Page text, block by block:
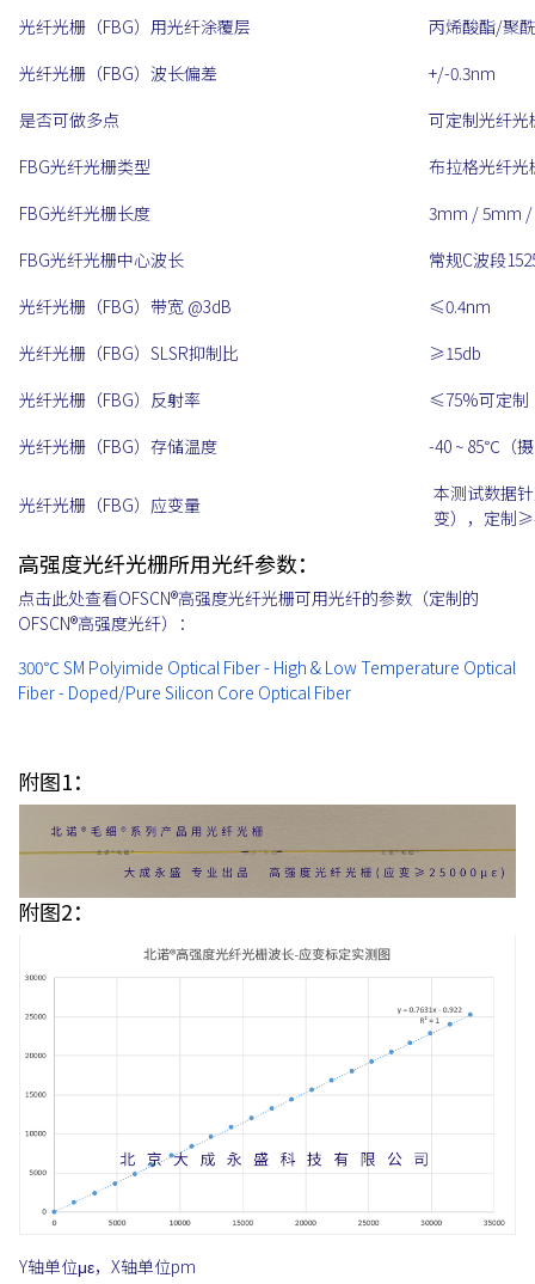
光纤光栅（FBG）用光纤涂覆层
丙烯酸酯/聚
光纤光栅（FBG）波长偏差
+/-0.3nm
是否可做多点
可定制光纤光
FBG光纤光栅类型
布拉格光纤
FBG光纤光栅长度
3mm / 5mm
FBG光纤光栅中心波长
常规C波段
光纤光栅（FBG）带宽 @3dB
≤0.4nm
光纤光栅（FBG）SLSR抑制比
≥15db
光纤光栅（FBG）反射率
≤75%可定制
光纤光栅（FBG）存储温度
-40 ~ 85℃（
光纤光栅（FBG）应变量
本测试数据
变），定制
高强度光纤光栅所用光纤参数：
点击此处查看OFSCN®高强度光纤光栅可用光纤的参数（定制的
OFSCN®高强度光纤）：
300℃ SM Polyimide Optical Fiber - High & Low Temperature Optical
Fiber - Doped/Pure Silicon Core Optical Fiber
附图1：
附图2：
Y轴单位με，X轴单位pm